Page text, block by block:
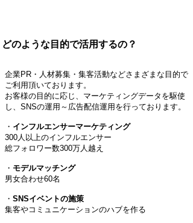
どのような目的で活用するの？
企業PR・人材募集・集客活動などさまざまな目的で
ご利用頂いております。
お客様の目的に応じ、マーケティングデータを駆使
し、SNSの運用～広告配信運用を行っております。
・ インフルエンサーマーケティング
300人以上のインフルエンサー
総フォロワー数300万人越え
・ モデルマッチング
男女合わせ60名
​・ SNSイベントの施策
​集客やコミュニケーションのハブを作る